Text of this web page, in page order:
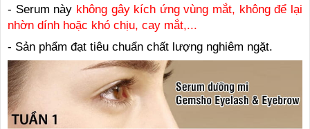
- Serum này không gây kích ứng vùng mắt, không để lại
nhờn dính hoặc khó chịu, cay mắt,...
- Sản phẩm đạt tiêu chuẩn chất lượng nghiêm ngặt.